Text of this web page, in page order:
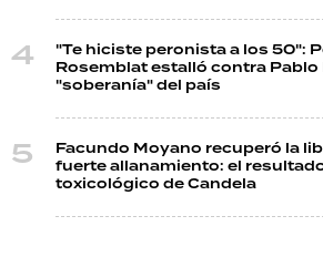
"Te hiciste peronista a los 50":
Rosemblat estalló contra Pablo
"soberanía" del país
Facundo Moyano recuperó la
fuerte allanamiento: el
toxicológico de Candela